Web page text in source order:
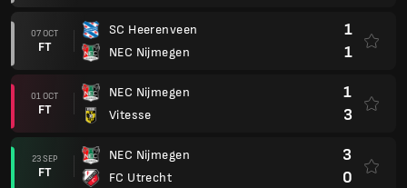
07 OCT
FT
SC Heerenveen
NEC Nijmegen
1
1
01 OCT
FT
NEC Nijmegen
Vitesse
1
3
23 SEP
FT
NEC Nijmegen
FC Utrecht
3
0